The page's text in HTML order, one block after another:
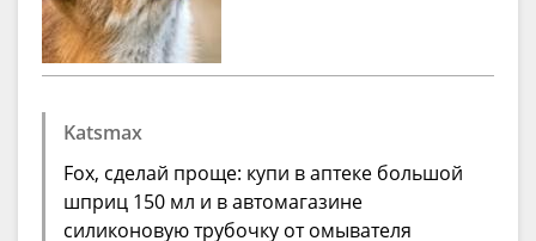
Katsmax
Fox, сделай проще: купи в аптеке большой
шприц 150 мл и в автомагазине
силиконовую трубочку от омывателя